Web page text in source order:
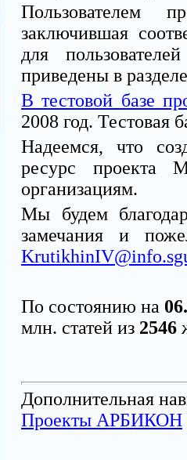
Пользователем
заключившая
для
приведены в
В тестовой базе
2008 год. Тестовая
Надеемся, что
ресурс проекта
организациям.
Мы будем
замечания и
По состоянию на
млн. статей из 2546
Дополнительная
Проекты АРБИКОН